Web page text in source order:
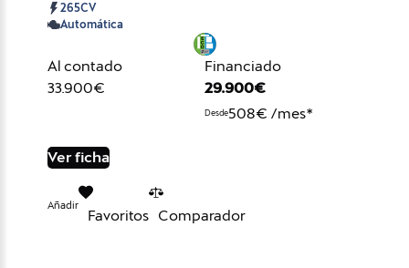
265CV
Automática
Al contado
33.900€
Financiado
29.900€
Desde508€ /mes*
Ver ficha
Añadir
Favoritos Comparador